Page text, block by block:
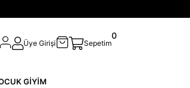
Üye Girişi Sepetim
0
GİYİM